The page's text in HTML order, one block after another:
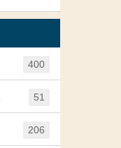
400
51
206